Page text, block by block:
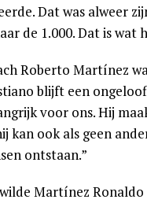
Dat was alweer
de 1.000. Dat is wat
Roberto Martínez
blijft een
voor ons. Hij
kan ook als geen
ontstaan.”
Martínez Ronaldo